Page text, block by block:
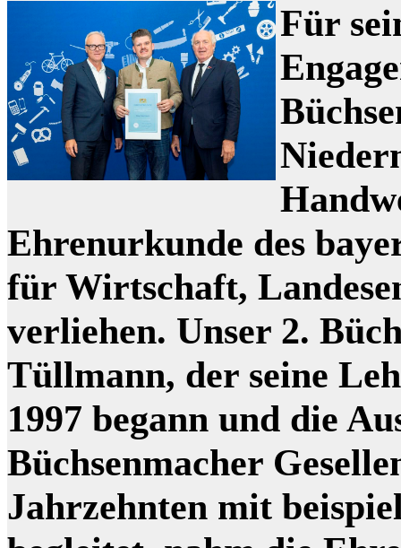
Für
Ehrenurkunde des
für Wirtschaft,
verliehen. Unser 2.
Tüllmann, der seine
1997 begann und die
Büchsenmacher
Jahrzehnten mit